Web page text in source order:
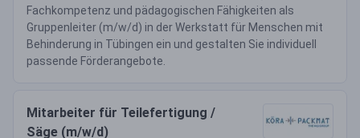
Fachkompetenz und pädagogischen Fähigkeiten als
Gruppenleiter (m/w/d) in der Werkstatt für Menschen mit
Behinderung in Tübingen ein und gestalten Sie individuell
passende Förderangebote.
Mitarbeiter für Teilefertigung /
Säge (m/w/d)